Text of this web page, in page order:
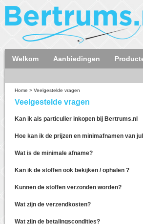
Welkom Aanbiedingen
Home > Veelgestelde vragen
Veelgestelde vragen
Kan ik als particulier inkopen bij Bertrums.nl
Hoe kan ik de prijzen en minimafnamen van
Wat is de minimale afname?
Kan ik de stoffen ook bekijken / ophalen ?
Kunnen de stoffen verzonden worden?
Wat zijn de verzendkosten?
Wat zijn de betalingscondities?